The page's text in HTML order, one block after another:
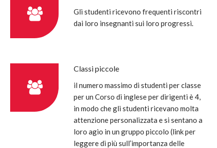
Gli studenti ricevono frequenti riscontri
dai loro insegnanti sui loro progressi.
Classi piccole
il numero massimo di studenti per classe
per un Corso di inglese per dirigenti è 4,
in modo che gli studenti ricevano molta
attenzione personalizzata e si sentano a
loro agio in un gruppo piccolo (link per
leggere di più sull’importanza delle